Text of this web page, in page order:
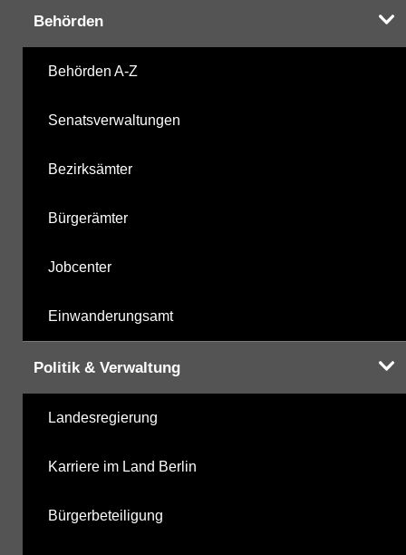
Behörden
Behörden A-Z
Senatsverwaltungen
Bezirksämter
Bürgerämter
Jobcenter
Einwanderungsamt
Politik & Verwaltung
Landesregierung
Karriere im Land Berlin
Bürgerbeteiligung